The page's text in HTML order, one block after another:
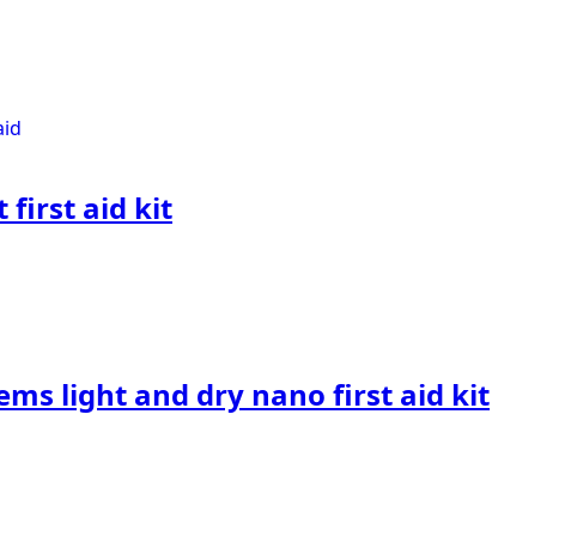
first aid kit
light and dry nano first aid kit